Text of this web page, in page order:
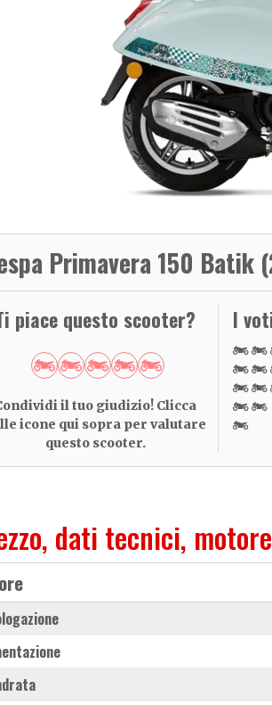
Primavera 150 Batik
piace questo scooter?
il tuo giudizio! Clicca
icone qui sopra per valutare
questo scooter.
I
dati tecnici,